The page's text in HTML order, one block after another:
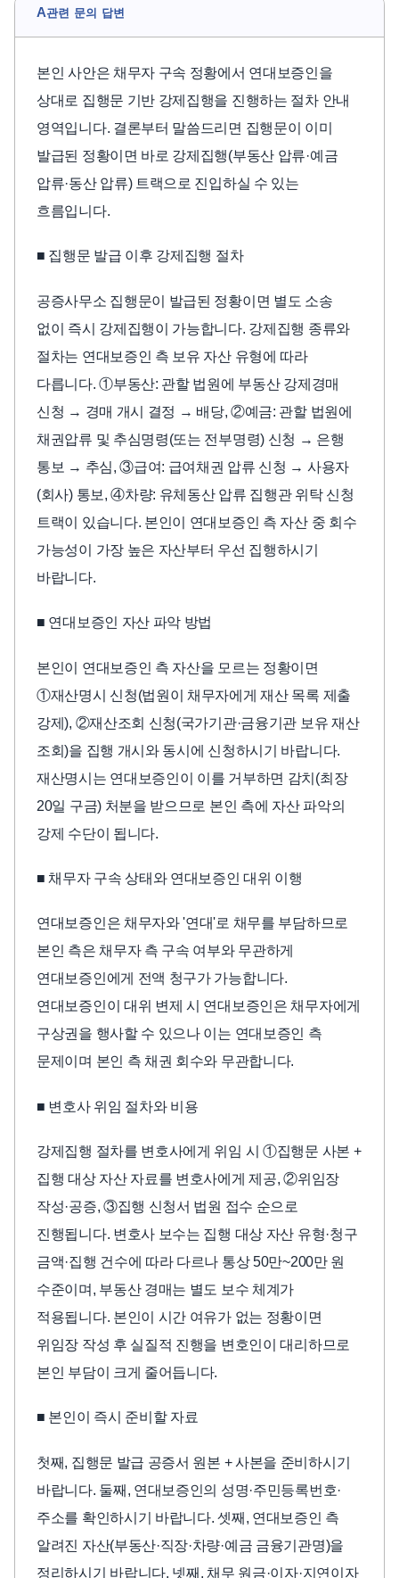
A관련 문의 답변
본인 사안은 채무자 구속 정황에서 연대보증인을
상대로 집행문 기반 강제집행을 진행하는 절차 안내
영역입니다. 결론부터 말씀드리면 집행문이 이미
발급된 정황이면 바로 강제집행(부동산 압류·예금
압류·동산 압류) 트랙으로 진입하실 수 있는
흐름입니다.
■ 집행문 발급 이후 강제집행 절차
공증사무소 집행문이 발급된 정황이면 별도 소송
없이 즉시 강제집행이 가능합니다. 강제집행 종류와
절차는 연대보증인 측 보유 자산 유형에 따라
다릅니다. ①부동산: 관할 법원에 부동산 강제경매
신청 → 경매 개시 결정 → 배당, ②예금: 관할 법원에
채권압류 및 추심명령(또는 전부명령) 신청 → 은행
통보 → 추심, ③급여: 급여채권 압류 신청 → 사용자
(회사) 통보, ④차량: 유체동산 압류 집행관 위탁 신청
트랙이 있습니다. 본인이 연대보증인 측 자산 중 회수
가능성이 가장 높은 자산부터 우선 집행하시기
바랍니다.
■ 연대보증인 자산 파악 방법
본인이 연대보증인 측 자산을 모르는 정황이면
①재산명시 신청(법원이 채무자에게 재산 목록 제출
강제), ②재산조회 신청(국가기관·금융기관 보유 재산
조회)을 집행 개시와 동시에 신청하시기 바랍니다.
재산명시는 연대보증인이 이를 거부하면 감치(최장
20일 구금) 처분을 받으므로 본인 측에 자산 파악의
강제 수단이 됩니다.
■ 채무자 구속 상태와 연대보증인 대위 이행
연대보증인은 채무자와 '연대'로 채무를 부담하므로
본인 측은 채무자 측 구속 여부와 무관하게
연대보증인에게 전액 청구가 가능합니다.
연대보증인이 대위 변제 시 연대보증인은 채무자에게
구상권을 행사할 수 있으나 이는 연대보증인 측
문제이며 본인 측 채권 회수와 무관합니다.
■ 변호사 위임 절차와 비용
강제집행 절차를 변호사에게 위임 시 ①집행문 사본 +
집행 대상 자산 자료를 변호사에게 제공, ②위임장
작성·공증, ③집행 신청서 법원 접수 순으로
진행됩니다. 변호사 보수는 집행 대상 자산 유형·청구
금액·집행 건수에 따라 다르나 통상 50만~200만 원
수준이며, 부동산 경매는 별도 보수 체계가
적용됩니다. 본인이 시간 여유가 없는 정황이면
위임장 작성 후 실질적 진행을 변호인이 대리하므로
본인 부담이 크게 줄어듭니다.
■ 본인이 즉시 준비할 자료
첫째, 집행문 발급 공증서 원본 + 사본을 준비하시기
바랍니다. 둘째, 연대보증인의 성명·주민등록번호·
주소를 확인하시기 바랍니다. 셋째, 연대보증인 측
알려진 자산(부동산·직장·차량·예금 금융기관명)을
정리하시기 바랍니다. 넷째, 채무 원금·이자·지연이자